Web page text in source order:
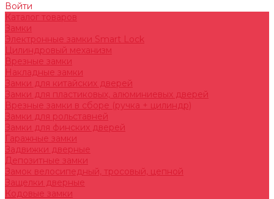
Войти
Каталог товаров
Замки
Электронные замки Smart Lock
Цилиндровый механизм
Врезные замки
Накладные замки
Замки для китайских дверей
Замки для пластиковых, алюминиевых дверей
Врезные замки в сборе (ручка + цилиндр)
Замки для рольставней
Замки для финских дверей
Гаражные замки
Задвижки дверные
Депозитные замки
Замок велосипедный, тросовый, цепной
Защелки дверные
Кодовые замки